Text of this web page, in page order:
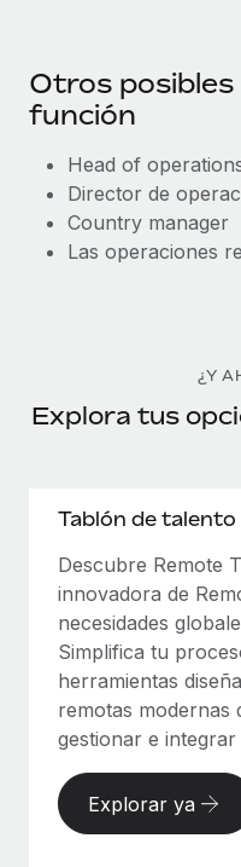
Otros
función
Head of
Director de
Country manager
Las operaciones
¿Y
Explora tus
Tablón de talento
Descubre Remote
innovadora de
necesidades
Simplifica tu
herramientas
remotas modernas
gestionar e
Explorar ya